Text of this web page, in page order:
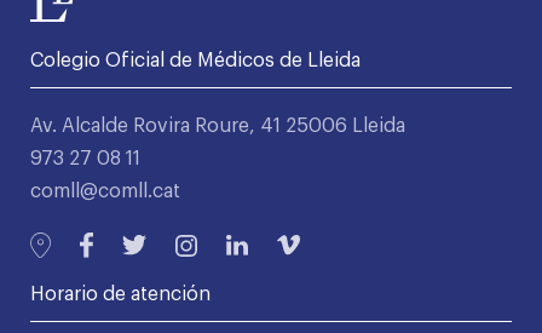
Colegio Oficial de Médicos de Lleida
Av. Alcalde Rovira Roure, 41 25006 Lleida
973 27 08 11
comll@comll.cat
Horario de atención